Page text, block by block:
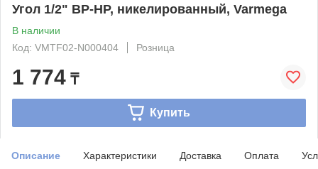
Угол 1/2" ВР-НР, никелированный, Varmega
В наличии
Код: VMTF02-N000404
Розница
1 774 ₸
Купить
Описание Характеристики Доставка Оплата